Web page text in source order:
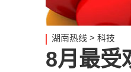
湖南热线 > 科技
8月最受